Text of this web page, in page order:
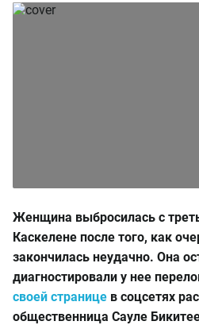
Женщина выбросилась с
Каскелене после того, как
закончилась неудачно. Она
диагностировали у нее
своей странице в соцсетях
общественница Сауле